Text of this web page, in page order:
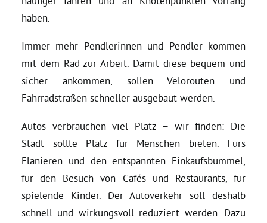
Robin Korte, MdL
Daniel Freund, MdEP
Delegierte
Grüne im Rathaus
Ratsfraktion
Ratsmitglieder 2025 – 2030
haben.
Immer mehr Pendlerinnen und Pendler kommen
mit dem Rad zur Arbeit. Damit diese bequem und
sicher ankommen, sollen Velorouten und
Fahrradstraßen schneller ausgebaut werden.
Autos verbrauchen viel Platz – wir finden: Die
Stadt sollte Platz für Menschen bieten. Fürs
Flanieren und den entspannten Einkaufsbummel,
für den Besuch von Cafés und Restaurants, für
spielende Kinder. Der Autoverkehr soll deshalb
schnell und wirkungsvoll reduziert werden. Dazu